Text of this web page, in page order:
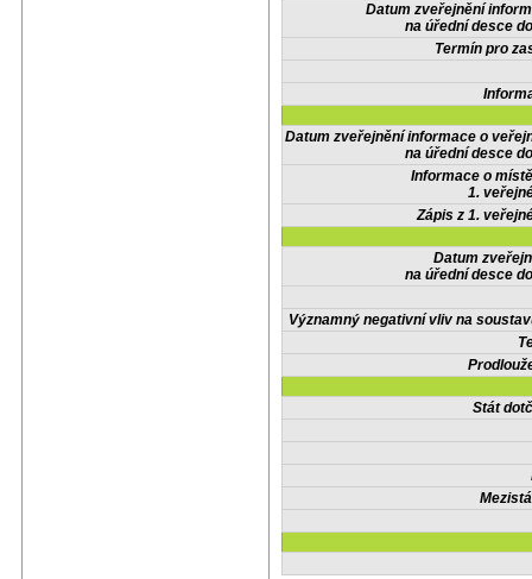
Datum zveřejnění
na úřední desce
Termín pro
Datum zveřejnění informace o
na úřední desce
Informace o
1.
Zápis z 1.
Datum
na úřední desce
Významný negativní vliv na
Stát